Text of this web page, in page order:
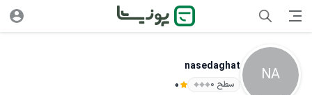
NA
nasedaghat
سطح ۰ 0